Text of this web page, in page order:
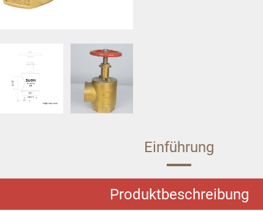
Einführung
Produktbeschreibung